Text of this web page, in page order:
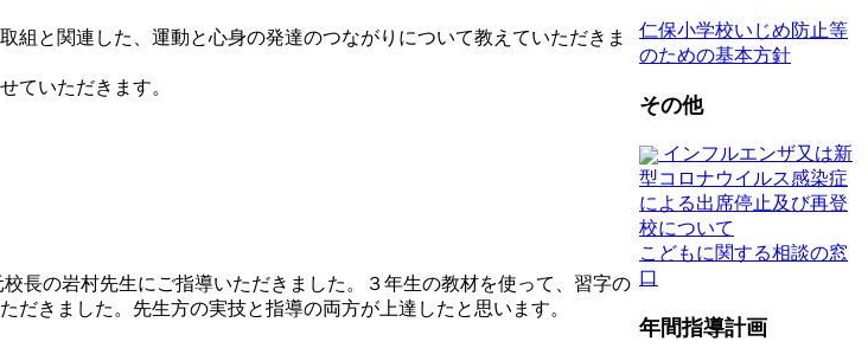
と関連した、運動と心身の発達のつながりについて教えていただきま
ていただきます。
長の岩村先生にご指導いただきました。３年生の教材を使って、習字の
きました。先生方の実技と指導の両方が上達したと思います。
仁保小学校いじめ防止等
のための基本方針
その他
インフルエンザ又は新
型コロナウイルス感染症
による出席停止及び再登
校について
こどもに関する相談の窓
口
年間指導計画